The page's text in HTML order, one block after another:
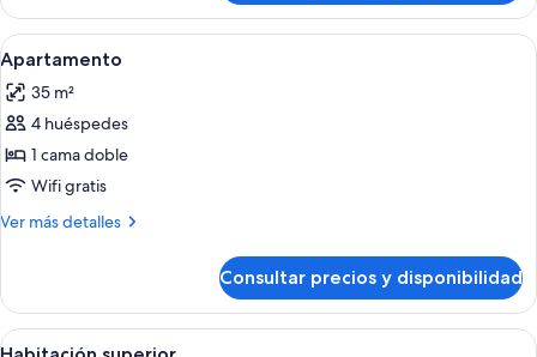
familiar
Abrir
todas
las
fotos
de
Apartamento
Una habitación de hotel con
11
Apartamento
35 m²
4 huéspedes
1 cama doble
Wifi gratis
Ver más detalles
Más
Consultar precios y disponibilidad
Abrir
Habitación de hotel con una cama
6